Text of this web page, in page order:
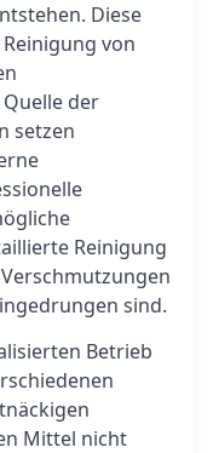
Diese
von
der
setzen
Reinigung
sind.
Betrieb
Mittel nicht